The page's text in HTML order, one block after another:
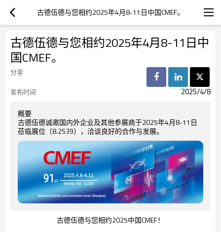
古德伍德与您相约2025年4月8-11日中国CMEF。
古德伍德与您相约2025年4月8-11日中
国CMEF。
分享
发布时间
2025/4/8
概要
古德伍德诚邀国内外企业及其他参展商于2025年4月8-11日
莅临展位（8.2S39），洽谈良好的合作与发展。
古德伍德与您相约2025中国CMEF！